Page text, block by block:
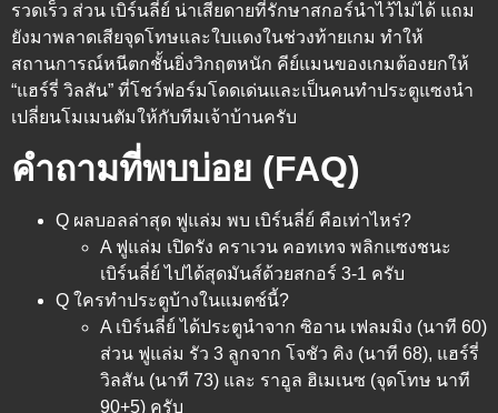
รวดเร็ว ส่วน เบิร์นลี่ย์ น่าเสียดายที่รักษาสกอร์นำไว้ไม่ได้ แถม
ยังมาพลาดเสียจุดโทษและใบแดงในช่วงท้ายเกม ทำให้
สถานการณ์หนีตกชั้นยิ่งวิกฤตหนัก คีย์แมนของเกมต้องยกให้
“แฮร์รี่ วิลสัน” ที่โชว์ฟอร์มโดดเด่นและเป็นคนทำประตูแซงนำ
เปลี่ยนโมเมนตัมให้กับทีมเจ้าบ้านครับ
คำถามที่พบบ่อย (FAQ)
Q ผลบอลล่าสุด ฟูแล่ม พบ เบิร์นลี่ย์ คือเท่าไหร่?
A ฟูแล่ม เปิดรัง คราเวน คอทเทจ พลิกแซงชนะ
เบิร์นลี่ย์ ไปได้สุดมันส์ด้วยสกอร์ 3-1 ครับ
Q ใครทำประตูบ้างในแมตช์นี้?
A เบิร์นลี่ย์ ได้ประตูนำจาก ซิอาน เฟลมมิง (นาที 60)
ส่วน ฟูแล่ม รัว 3 ลูกจาก โจชัว คิง (นาที 68), แฮร์รี่
วิลสัน (นาที 73) และ ราอูล ฮิเมเนซ (จุดโทษ นาที
90+5) ครับ